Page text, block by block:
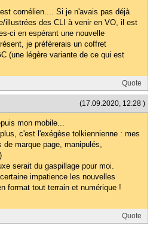
cornélien.... Si je n'avais pas déjà
illustrées des CLI à venir en VO, il est
ci en espérant une nouvelle
je préfèrerais un coffret
(une légère variante de ce qui est
Quote
(17.09.2020, 12:28 )
mon mobile...
c'est l'exégèse tolkiennienne : mes
marque page, manipulés,
serait du gaspillage pour moi.
impatience les nouvelles
format tout terrain et numérique !
Quote